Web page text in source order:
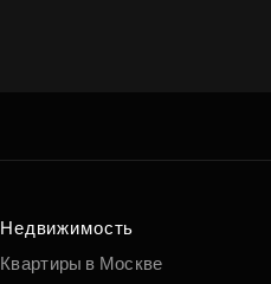
Недвижимость
Квартиры в Москве